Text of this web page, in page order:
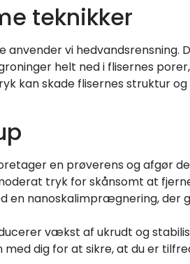
teknikker
vi
helt ned i flisernes
kan skade flisernes struktur
en prøverens og afgør
tryk for skånsomt at
en nanoskalimprægnering, der
vækst af ukrudt og
dig for at sikre, at du er